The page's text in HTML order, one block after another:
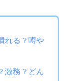
れる？噂や
激務？どん